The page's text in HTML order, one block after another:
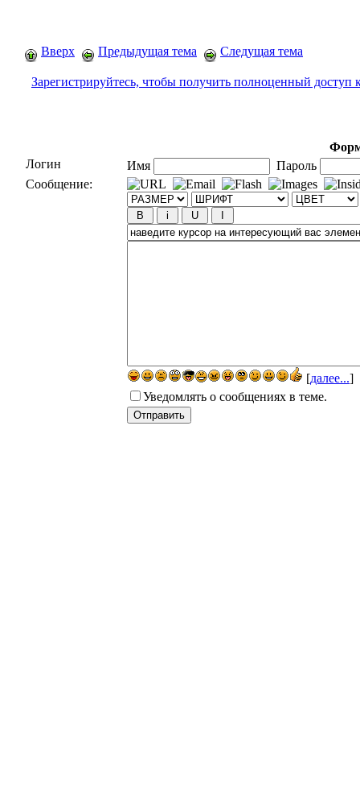
Вверх Предыдущая тема Следущая тема
Зарегистрируйтесь, чтобы получить полноценный доступ
Логин
Имя
Пароль
Сообщение:
[далее...]
Уведомлять о сообщениях в теме.